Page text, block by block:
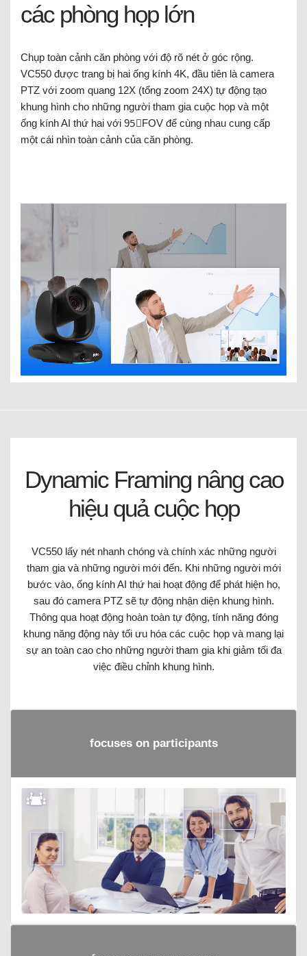
các phòng họp lớn
Chụp toàn cảnh căn phòng với độ rõ nét ở góc rộng.
VC550 được trang bị hai ống kính 4K, đầu tiên là camera
PTZ với zoom quang 12X (tổng zoom 24X) tự động tạo
khung hình cho những người tham gia cuộc họp và một
ống kính AI thứ hai với 95〬FOV để cùng nhau cung cấp
một cái nhìn toàn cảnh của căn phòng.
PTZ Camera
AI Lens
Dynamic Framing nâng cao
hiệu quả cuộc họp
VC550 lấy nét nhanh chóng và chính xác những người
tham gia và những người mới đến. Khi những người mới
bước vào, ống kính AI thứ hai hoạt động để phát hiện họ,
sau đó camera PTZ sẽ tự động nhận diện khung hình.
Thông qua hoạt động hoàn toàn tự động, tính năng đóng
khung năng động này tối ưu hóa các cuộc họp và mang lại
sự an toàn cao cho những người tham gia khi giảm tối đa
việc điều chỉnh khung hình.
focuses on participants